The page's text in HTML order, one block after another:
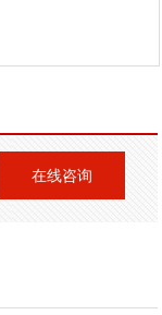
在线咨询